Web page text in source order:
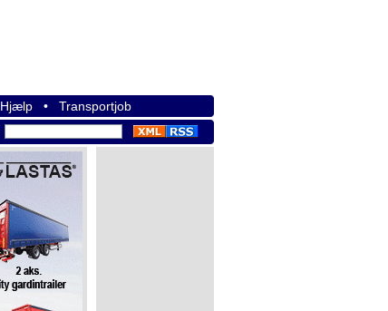
Hjælp • Transportjob